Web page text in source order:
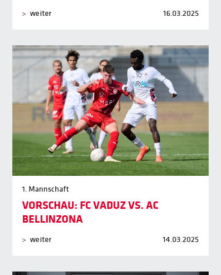
weiter 16.03.2025
1. Mannschaft
VORSCHAU: FC VADUZ VS. AC
BELLINZONA
weiter 14.03.2025